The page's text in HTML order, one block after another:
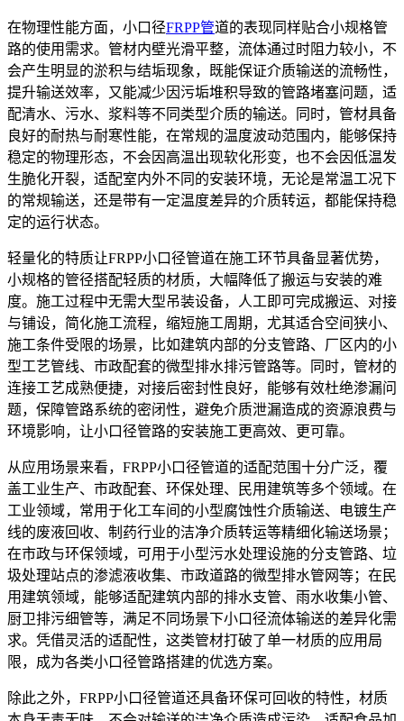
在物理性能方面，小口径FRPP管道的表现同样贴合小规格管
路的使用需求。管材内壁光滑平整，流体通过时阻力较小，不
会产生明显的淤积与结垢现象，既能保证介质输送的流畅性，
提升输送效率，又能减少因污垢堆积导致的管路堵塞问题，适
配清水、污水、浆料等不同类型介质的输送。同时，管材具备
良好的耐热与耐寒性能，在常规的温度波动范围内，能够保持
稳定的物理形态，不会因高温出现软化形变，也不会因低温发
生脆化开裂，适配室内外不同的安装环境，无论是常温工况下
的常规输送，还是带有一定温度差异的介质转运，都能保持稳
定的运行状态。
轻量化的特质让FRPP小口径管道在施工环节具备显著优势，
小规格的管径搭配轻质的材质，大幅降低了搬运与安装的难
度。施工过程中无需大型吊装设备，人工即可完成搬运、对接
与铺设，简化施工流程，缩短施工周期，尤其适合空间狭小、
施工条件受限的场景，比如建筑内部的分支管路、厂区内的小
型工艺管线、市政配套的微型排水排污管路等。同时，管材的
连接工艺成熟便捷，对接后密封性良好，能够有效杜绝渗漏问
题，保障管路系统的密闭性，避免介质泄漏造成的资源浪费与
环境影响，让小口径管路的安装施工更高效、更可靠。
从应用场景来看，FRPP小口径管道的适配范围十分广泛，覆
盖工业生产、市政配套、环保处理、民用建筑等多个领域。在
工业领域，常用于化工车间的小型腐蚀性介质输送、电镀生产
线的废液回收、制药行业的洁净介质转运等精细化输送场景；
在市政与环保领域，可用于小型污水处理设施的分支管路、垃
圾处理站点的渗滤液收集、市政道路的微型排水管网等；在民
用建筑领域，能够适配建筑内部的排水支管、雨水收集小管、
厨卫排污细管等，满足不同场景下小口径流体输送的差异化需
求。凭借灵活的适配性，这类管材打破了单一材质的应用局
限，成为各类小口径管路搭建的优选方案。
除此之外，FRPP小口径管道还具备环保可回收的特性，材质